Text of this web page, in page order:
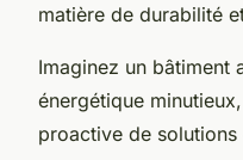
matière de durabilité
Imaginez un bâtiment
énergétique
proactive de